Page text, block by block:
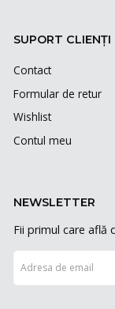
SUPORT CLIENȚI
Contact
Formular de retur
Wishlist
Contul meu
NEWSLETTER
Fii primul care află